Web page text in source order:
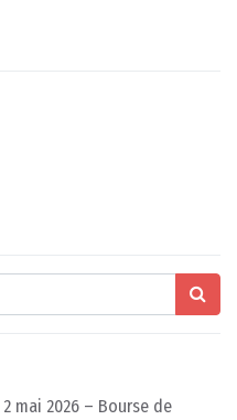
mai 2026 – Bourse de